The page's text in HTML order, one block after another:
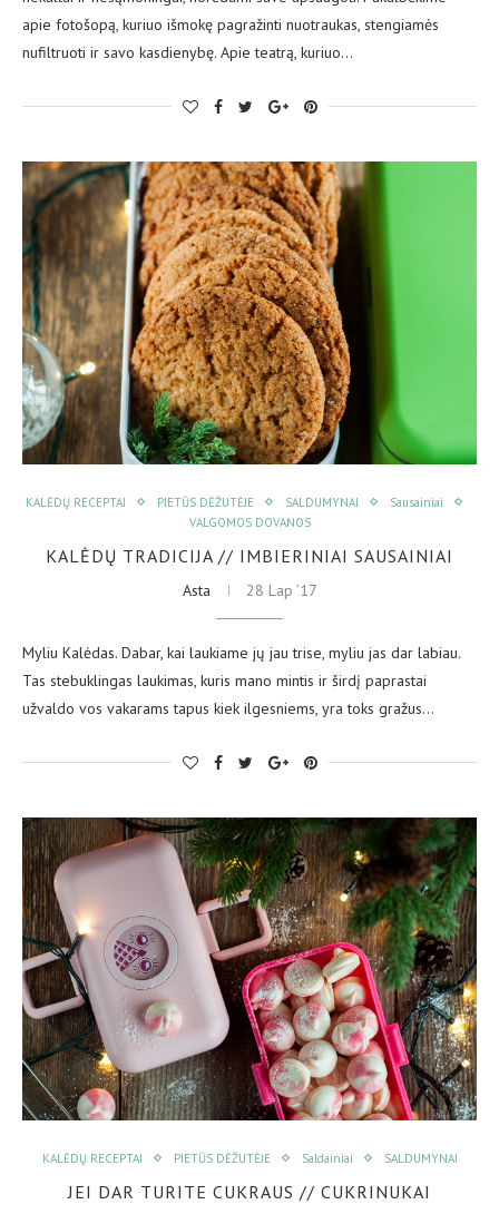
apie fotošopą, kuriuo išmokę pagražinti nuotraukas, stengiamės
nufiltruoti ir savo kasdienybę. Apie teatrą, kuriuo…
KALĖDŲ RECEPTAI PIETŪS DĖŽUTĖJE SALDUMYNAI
Sausainiai
VALGOMOS DOVANOS
KALĖDŲ TRADICIJA // IMBIERINIAI SAUSAINIAI
Asta 28 Lap ’17
Myliu Kalėdas. Dabar, kai laukiame jų jau trise, myliu jas dar labiau.
Tas stebuklingas laukimas, kuris mano mintis ir širdį paprastai
užvaldo vos vakarams tapus kiek ilgesniems, yra toks gražus…
KALĖDŲ RECEPTAI PIETŪS DĖŽUTĖJE Saldainiai SALDUMYNAI
JEI DAR TURITE CUKRAUS // CUKRINUKAI